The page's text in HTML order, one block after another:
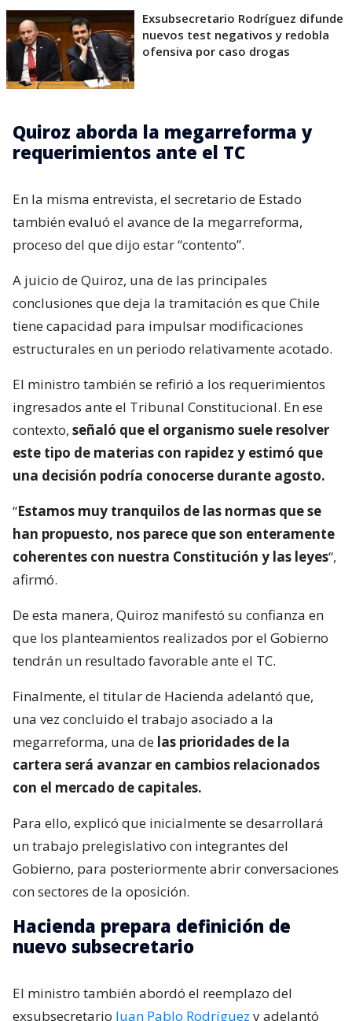
Exsubsecretario Rodríguez difunde
nuevos test negativos y redobla
ofensiva por caso drogas
Quiroz aborda la megarreforma y
requerimientos ante el TC
En la misma entrevista, el secretario de Estado
también evaluó el avance de la megarreforma,
proceso del que dijo estar “contento”.
A juicio de Quiroz, una de las principales
conclusiones que deja la tramitación es que Chile
tiene capacidad para impulsar modificaciones
estructurales en un periodo relativamente acotado.
El ministro también se refirió a los requerimientos
ingresados ante el Tribunal Constitucional. En ese
contexto, señaló que el organismo suele resolver
este tipo de materias con rapidez y estimó que
una decisión podría conocerse durante agosto.
“Estamos muy tranquilos de las normas que se
han propuesto, nos parece que son enteramente
coherentes con nuestra Constitución y las leyes“,
afirmó.
De esta manera, Quiroz manifestó su confianza en
que los planteamientos realizados por el Gobierno
tendrán un resultado favorable ante el TC.
Finalmente, el titular de Hacienda adelantó que,
una vez concluido el trabajo asociado a la
megarreforma, una de las prioridades de la
cartera será avanzar en cambios relacionados
con el mercado de capitales.
Para ello, explicó que inicialmente se desarrollará
un trabajo prelegislativo con integrantes del
Gobierno, para posteriormente abrir conversaciones
con sectores de la oposición.
Hacienda prepara definición de
nuevo subsecretario
El ministro también abordó el reemplazo del
exsubsecretario Juan Pablo Rodríguez y adelantó